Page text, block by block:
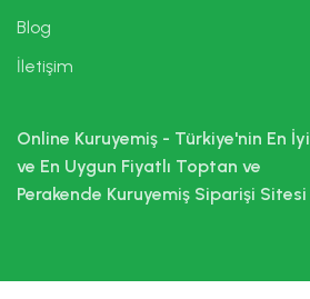
Blog
İletişim
Online Kuruyemiş - Türkiye'nin En İyi
ve En Uygun Fiyatlı Toptan ve
Perakende Kuruyemiş Siparişi Sitesi